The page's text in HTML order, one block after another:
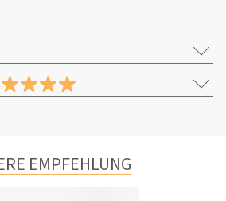
EMPFEHLUNG